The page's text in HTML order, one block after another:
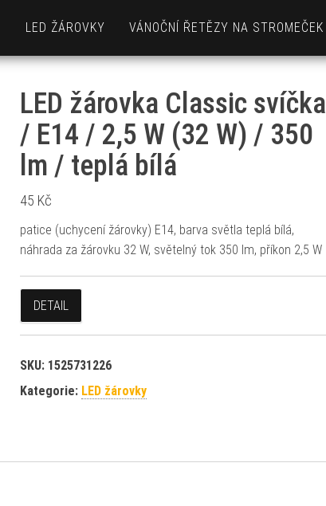
LED ŽÁROVKY VÁNOČNÍ ŘETĚZY NA STROMEČEK
LED žárovka Classic svíčka
/ E14 / 2,5 W (32 W) / 350
lm / teplá bílá
45 Kč
patice (uchycení žárovky) E14, barva světla teplá bílá,
náhrada za žárovku 32 W, světelný tok 350 lm, příkon 2,5 W
DETAIL
SKU: 1525731226
Kategorie: LED žárovky